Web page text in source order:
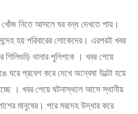
খোঁজ নিতে আসলে ঘর বন্ধ দেখতে পায়।
হয় পরিবারের লোকেদের। এরপরই খবর
শিলিগুড়ি থানার পুলিশকে । খবর পেয়ে
ঘরে প্রবেশ করে দেখে অন্বেষা উল্টো হয়ে
। খবর পেয়ে ঘটনাস্থলে আসে স্থানীয়
মানুষের। পরে মরদেহ উদ্ধার করে